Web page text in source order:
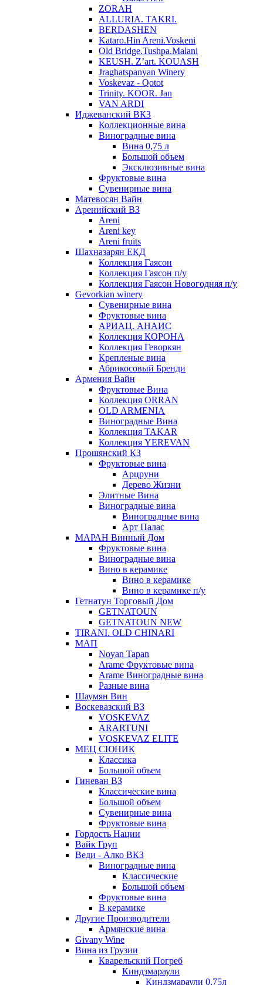
ZORAH
ALLURIA. TAKRI.
BERDASHEN
Kataro.Hin Areni.Voskeni
Old Bridge.Tushpa.Malani
KEUSH. Z’art. KOUASH
Jraghatspanyan Winery
Voskevaz - Qotot
Trinity. KOOR. Jan
VAN ARDI
Иджеванский ВКЗ
Коллекционные вина
Виноградные вина
Вина 0,75 л
Большой объем
Эксклюзивные вина
Фруктовые вина
Cувенирные вина
Матевосян Вайн
Аренийский ВЗ
Areni
Areni key
Areni fruits
Шахназарян ЕКД
Коллекция Гаясон
Коллекция Гаясон п/у
Коллекция Гаясон Новогодняя п/у
Gevorkian winery
Сувенирные вина
Фруктовые вина
АРИАЦ. АНАИС
Коллекция КОРОНА
Коллекция Геворкян
Крепленые вина
Абрикосовый Бренди
Армения Вайн
Фруктовые Вина
Коллекция ORRAN
OLD ARMENIA
Виноградные Вина
Коллекция TAKAR
Коллекция YEREVAN
Прошянский КЗ
Фруктовые вина
Арцруни
Дерево Жизни
Элитные Вина
Виноградные вина
Виноградные вина
Арт Палас
МАРАН Винный Дом
Фруктовые вина
Виноградные вина
Вино в керамике
Вино в керамике
Вино в керамике п/у
Гетнатун Торговый Дом
GETNATOUN
GETNATOUN NEW
TIRANI. OLD CHINARI
МАП
Noyan Tapan
Arame Фруктовые вина
Arame Виноградные вина
Разные вина
Шаумян Вин
Воскевазский ВЗ
VOSKEVAZ
ARARTUNI
VOSKEVAZ ELITE
МЕЦ СЮНИК
Классика
Большой объем
Гиневан ВЗ
Классические вина
Большой объем
Сувенирные вина
Фруктовые вина
Гордость Нации
Вайк Груп
Веди - Алко ВКЗ
Виноградные вина
Классические
Большой объем
Фруктовые вина
В керамике
Другие Производители
Армянские вина
Givany Wine
Вина из Грузии
Кварельский Погреб
Киндзмараули
Киндзмараули 0,75л